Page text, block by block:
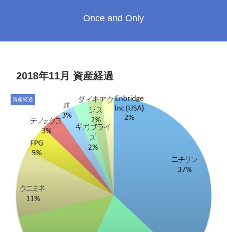
Once and Only
2018年11月 資産経過
資産経過